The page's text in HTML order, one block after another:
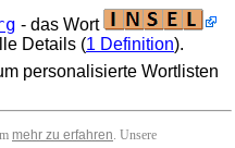
- das Wort
Details (1 Definition).
personalisierte Wortlisten
mehr zu erfahren. Unsere